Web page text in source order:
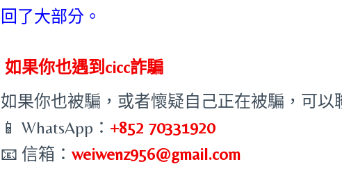
回了大部分。
如果你也遇到cicc詐騙
如果你也被騙，或者懷疑自己正在被騙，可以
📱 WhatsApp： +852 70331920
📧 信箱：weiwenz956@gmail.com